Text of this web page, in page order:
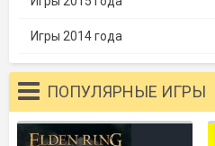
Игры 2014 года
ПОПУЛЯРНЫЕ ИГРЫ